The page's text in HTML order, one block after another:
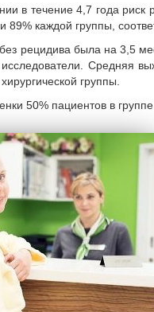
в течение 4,7 года риск
89% каждой группы,
рецидива была на 3,5
Средняя
группы.
50% пациентов в